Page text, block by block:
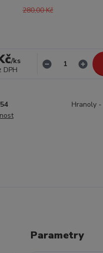
280,00 Kč
/ks
DPH
Hranoly -
Parametry